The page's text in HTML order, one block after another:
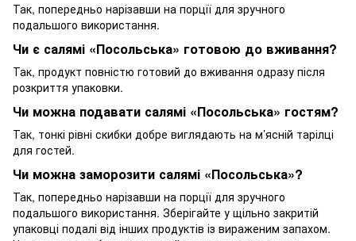
Так, попередньо нарізавши на порції для зручного
подальшого використання.
Чи є салямі «Посольська» готовою до вживання?
Так, продукт повністю готовий до вживання одразу після
розкриття упаковки.
Чи можна подавати салямі «Посольська» гостям?
Так, тонкі рівні скибки добре виглядають на м’ясній тарілці
для гостей.
Чи можна заморозити салямі «Посольська»?
Так, попередньо нарізавши на порції для зручного
подальшого використання. Зберігайте у щільно закритій
упаковці подалі від інших продуктів із вираженим запахом.